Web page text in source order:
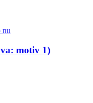
nu
motiv 1)